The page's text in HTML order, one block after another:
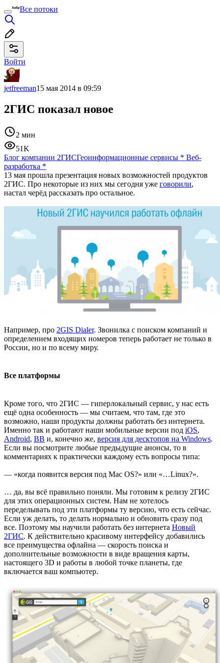
Все потоки
Войти
jetfreeman15 мая 2014 в 09:59
2ГИС показал новое
2 мин
51K
Блог компании 2ГИСГеоинформационные сервисы * Веб-
разработка *
13 мая прошла презентация новых возможностей продуктов
2ГИС. Про некоторые из них мы сегодня уже говорили,
настал черёд рассказать про остальное.
Например, про 2GIS Dialer. Звонилка с поиском компаний и
определением входящих номеров теперь работает не только в
России, но и по всему миру.
Все платформы
Кроме того, что 2ГИС — гиперлокальный сервис, у нас есть
ещё одна особенность — мы считаем, что там, где это
возможно, наши продукты должны работать без интернета.
Именно так и работают наши мобильные версии под iOS,
Android, BB и, конечно же, версия для десктопов на Windows.
Если вы посмотрите любые предыдущие анонсы, то в
комментариях к практически каждому есть вопросы типа:
— «когда появится версия под Mac OS?» или «…Linux?».
… да, вы всё правильно поняли. Мы готовим к релизу 2ГИС
для этих операционных систем. Нам не хотелось
переделывать под эти платформы ту версию, что есть сейчас.
Если уж делать, то делать нормально и обновить сразу под
все. Поэтому мы научили работать без интернета Новый
2ГИС. К действительно красивому интерфейсу добавились
все преимущества офлайна — скорость поиска и
дополнительные возможности в виде вращения карты,
настоящего 3D и работы в любой точке планеты, где
включается ваш компьютер.